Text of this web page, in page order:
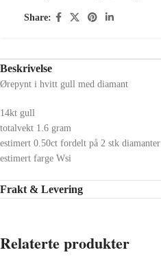
Share:
Beskrivelse
Ørepynt i hvitt gull med diamant
14kt gull
totalvekt 1.6 gram
estimert 0.50ct fordelt på 2 stk diamanter
estimert farge Wsi
Frakt & Levering
Relaterte produkter